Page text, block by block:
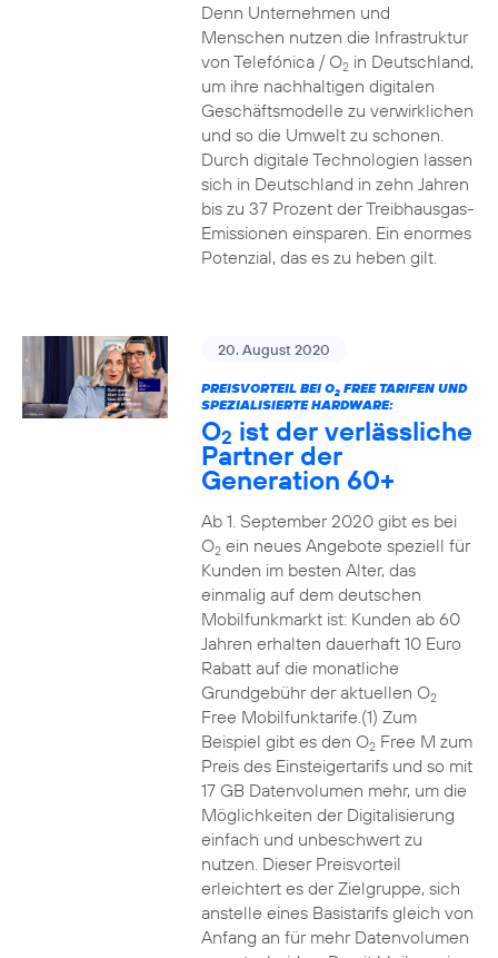
Denn Unternehmen und
Menschen nutzen die Infrastruktur
von Telefónica / O2in Deutschland,
um ihre nachhaltigen digitalen
Geschäftsmodelle zu verwirklichen
und so die Umwelt zu schonen.
Durch digitale Technologien lassen
sich in Deutschland in zehn Jahren
bis zu 37 Prozent der Treibhausgas-
Emissionen einsparen. Ein enormes
Potenzial, das es zu heben gilt.
20. August 2020
PREISVORTEIL BEI O2FREE TARIFEN UND
SPEZIALISIERTE HARDWARE:
O2 ist der verlässliche
Partner der
Generation 60+
Ab 1. September 2020 gibt es bei
O2ein neues Angebote speziell für
Kunden im besten Alter, das
einmalig auf dem deutschen
Mobilfunkmarkt ist: Kunden ab 60
Jahren erhalten dauerhaft 10 Euro
Rabatt auf die monatliche
Grundgebühr der aktuellen O2
Free Mobilfunktarife.(1) Zum
Beispiel gibt es den O2Free M zum
Preis des Einsteigertarifs und so mit
17 GB Datenvolumen mehr, um die
Möglichkeiten der Digitalisierung
einfach und unbeschwert zu
nutzen. Dieser Preisvorteil
erleichtert es der Zielgruppe, sich
anstelle eines Basistarifs gleich von
Anfang an für mehr Datenvolumen